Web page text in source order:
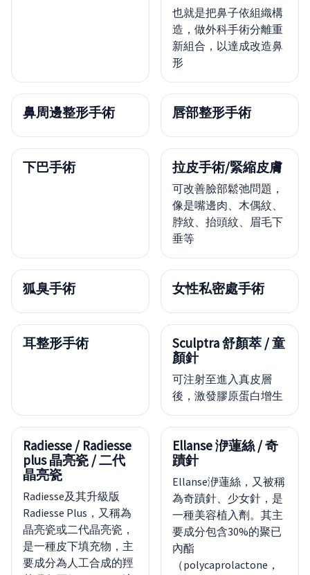
也就是把鼻子依組織構
造，做外科手術分離重
新組合，以達成改造鼻
形
鼻周邊整形手術 唇部整形手術
下巴手術 拉皮手術/緊縮皮膚
可改善臉部鬆弛問題，
像是嘴邊肉、木偶紋、
脖紋、抬頭紋、眉毛下
垂等
狐臭手術 女性私密處手術
耳整形手術
Sculptra 舒顏萃 / 童
顏針
可注射至進入真皮層
後，激發膠原蛋白增生
Radiesse / Radiesse
plus 晶亮瓷 / 二代
晶亮瓷
Radiesse及其升級版
Radiesse Plus，又稱為
晶亮瓷或二代晶亮瓷，
是一種皮下填充物，主
要成分為人工合成的羥
Ellanse 洢蓮絲 / 奇
蹟針
Ellanse洢蓮絲，又被稱
為奇蹟針、少女針，是
一種美容植入劑。其主
要成分包含30%的聚已
內酯
（polycaprolactone，